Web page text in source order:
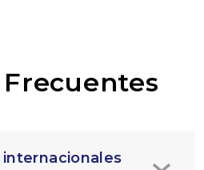
internacionales